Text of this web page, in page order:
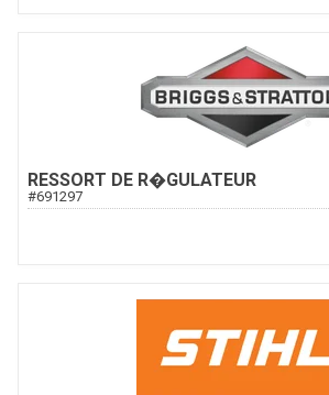
RESSORT DE R�GULATEUR
#691297